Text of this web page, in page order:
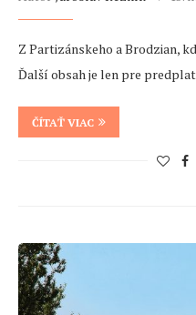
Z Partizánskeho a Brodzian,
Ďalší obsah je len pre
ČÍTAŤ VIAC